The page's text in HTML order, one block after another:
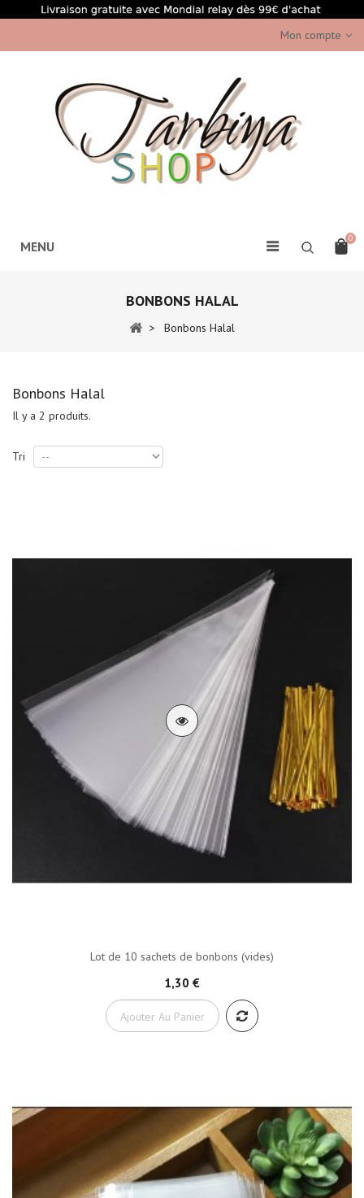
Mon compte
MENU
0
BONBONS HALAL
> Bonbons Halal
Bonbons Halal
Il y a 2 produits.
Tri
Lot de 10 sachets de bonbons (vides)
1,30 €
Ajouter Au Panier